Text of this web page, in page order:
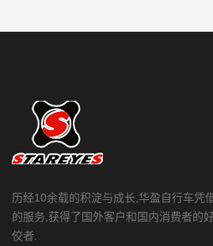
历经10余载的积淀与成长,华盈自行车凭
的服务,获得了国外客户和国内消费者的
佼者.